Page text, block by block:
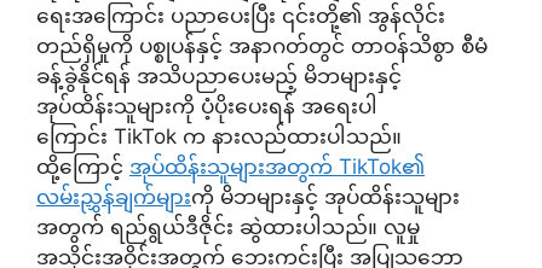
ရေးအကြောင်း ပညာပေးပြီး ၎င်းတို့၏ အွန်လိုင်း
တည်ရှိမှုကို ပစ္စုပန်နှင့် အနာဂတ်တွင် တာဝန်သိစွာ စီမံ
ခန့်ခွဲနိုင်ရန် အသိပညာပေးမည့် မိဘများနှင့်
အုပ်ထိန်းသူများကို ပံ့ပိုးပေးရန် အရေးပါ
ကြောင်း TikTok က နားလည်ထားပါသည်။
ထို့ကြောင့် အုပ်ထိန်းသူများအတွက် TikTok၏
လမ်းညွှန်ချက်များကို မိဘများနှင့် အုပ်ထိန်းသူများ
အတွက် ရည်ရွယ်ဒီဇိုင်း ဆွဲထားပါသည်။ လူမှု
အသိုင်းအဝိုင်းအတွက် ဘေးကင်းပြီး အပြုသဘော